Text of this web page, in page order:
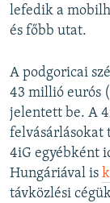
lefedik a
és főbb utat.
A podgoricai
43 millió eurós
jelentett be. A
felvásárlásokat
4iG egyébként
Hungáriával is
távközlési